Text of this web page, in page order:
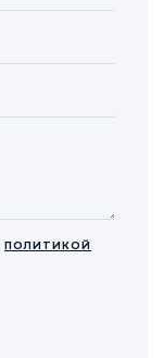
ПОЛИТИКОЙ